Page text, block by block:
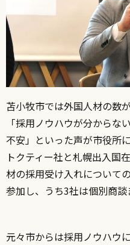
苫小牧市では外国人材の数
「採用ノウハウが分からな
不安」といった声が市役所
トクティー社と札幌出入国
材の採用受け入れについて
参加し、うち3社は個別商談
元々市からは採用ノウハウ